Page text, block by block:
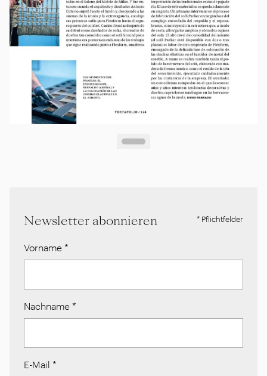
Newsletter abonnieren * Pflichtfelder
Vorname *
Nachname *
E-Mail *